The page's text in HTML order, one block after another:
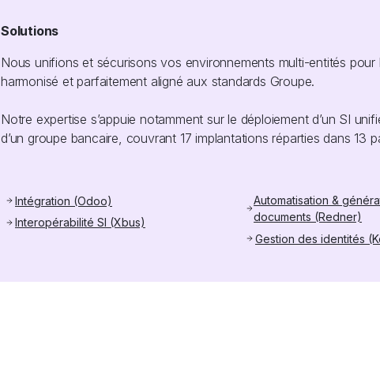
Solutions
Nous unifions et sécurisons vos environnements multi-entités pour
harmonisé et parfaitement aligné aux standards Groupe.
Notre expertise s’appuie notamment sur le déploiement d’un SI
d’un groupe bancaire, couvrant 17 implantations réparties dans 13
Intégration (Odoo)
Interopérabilité SI (Xbus)
Automatisation &
documents (Redner)
Gestion des identités